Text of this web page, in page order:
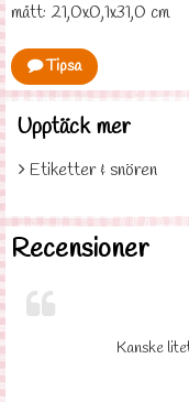
mått: 21,0x0,1x31,0 cm
Tipsa
Upptäck mer
Etiketter & snören
Recensioner
Kanske